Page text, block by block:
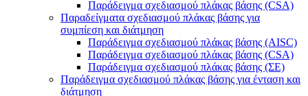
Παράδειγμα σχεδιασμού πλάκας βάσης (CSA)
Παραδείγματα σχεδιασμού πλάκας βάσης για
συμπίεση και διάτμηση
Παράδειγμα σχεδιασμού πλάκας βάσης (AISC)
Παράδειγμα σχεδιασμού πλάκας βάσης (CSA)
Παράδειγμα σχεδιασμού πλάκας βάσης (ΣΕ)
Παράδειγμα σχεδιασμού πλάκας βάσης για ένταση και
διάτμηση